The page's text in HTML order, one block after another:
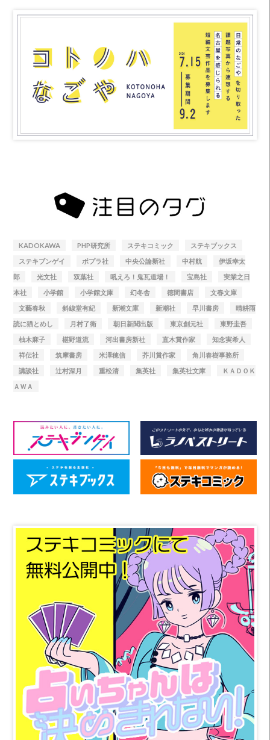
KADOKAWA PHP研究所 ステキコミック
ステキブックス
ステキブンゲイ
ポプラ社 中央公論新社 中村航
伊坂幸太
郎
光文社 双葉社 吼えろ！鬼瓦道場！ 宝島社
実業之日
本社
小学館 小学館文庫 幻冬舎 徳間書店
文春文庫
文藝春秋
斜線堂有紀 新潮文庫 新潮社 早川書房
晴耕雨
読に猫とめし
月村了衛 朝日新聞出版 東京創元社
東野圭吾
柚木麻子
椹野道流 河出書房新社 直木賞作家
知念実希人
祥伝社
筑摩書房 米澤穂信 芥川賞作家
角川春樹事務所
講談社
辻村深月 重松清 集英社 集英社文庫
ＫＡＤＯＫ
ＡＷＡ